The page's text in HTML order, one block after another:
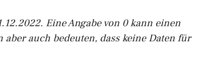
Eine Angabe von 0 kann einen
auch bedeuten, dass keine Daten für